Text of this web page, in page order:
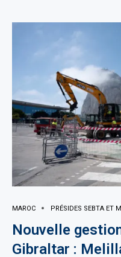
MAROC PRÉSIDES SEBTA ET
Nouvelle
Gibraltar :